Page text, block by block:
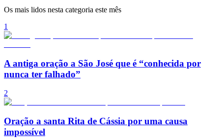
Os mais lidos nesta categoria este mês
1
A antiga oração a São José que é “conhecida por
nunca ter falhado”
2
Oração a santa Rita de Cássia por uma causa
impossível